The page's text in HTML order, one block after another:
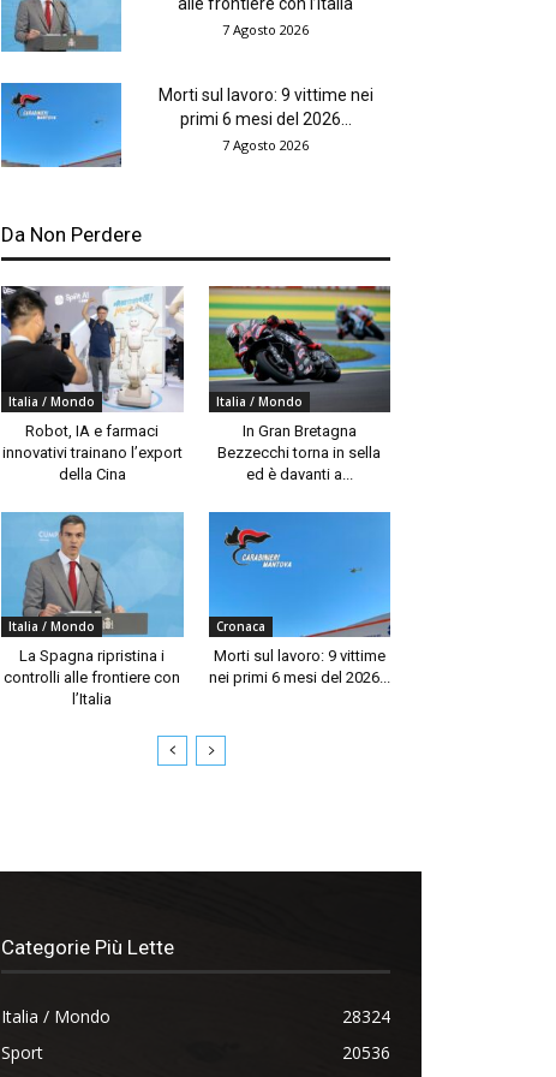
alle frontiere con l’Italia
7 Agosto 2026
Morti sul lavoro: 9 vittime nei
primi 6 mesi del 2026...
7 Agosto 2026
Da Non Perdere
Italia / Mondo
Robot, IA e farmaci
innovativi trainano l’export
della Cina
Italia / Mondo
In Gran Bretagna
Bezzecchi torna in sella
ed è davanti a...
Italia / Mondo
La Spagna ripristina i
controlli alle frontiere con
l’Italia
Cronaca
Morti sul lavoro: 9 vittime
nei primi 6 mesi del 2026...
Categorie Più Lette
Italia / Mondo
28324
Sport
20536